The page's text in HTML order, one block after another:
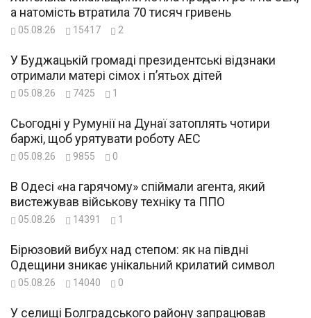
а натомість втратила 70 тисяч гривень
05.08.26 15417 2
У Буджацькій громаді президентські відзнаки
отримали матері сімох і п’ятьох дітей
05.08.26 7425 1
Сьогодні у Румунії на Дунаї затоплять чотири
баржі, щоб урятувати роботу АЕС
05.08.26 9855 0
В Одесі «на гарячому» спіймали агента, який
вистежував військову техніку та ППО
05.08.26 14391 1
Бірюзовий вибух над степом: як на півдні
Одещини зникає унікальний крилатий символ
05.08.26 14040 0
У селищі Болградського району запрацював